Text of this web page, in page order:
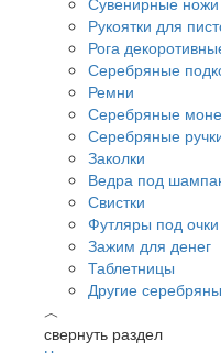
Рукоятки для
Рога
Серебряные
Ремни
Серебряные
Серебряные
Заколки
Ведра под
Свистки
Футляры под очки
Зажим для денег
Таблетницы
Другие
︿
свернуть раздел